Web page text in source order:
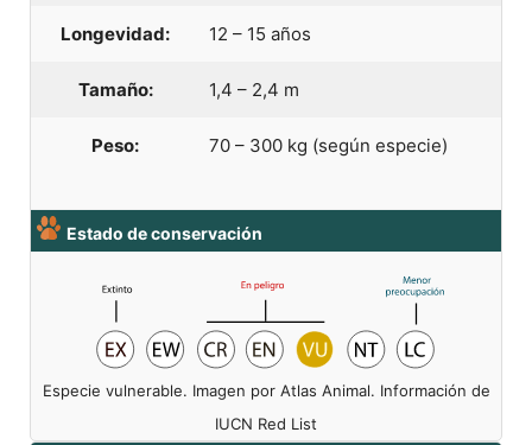
Longevidad: 12 – 15 años
Tamaño: 1,4 – 2,4 m
Peso: 70 – 300 kg (según especie)
Estado de conservación
Especie vulnerable. Imagen por Atlas Animal. Información de
IUCN Red List